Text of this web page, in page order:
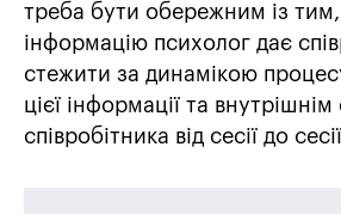
треба бути обережним із
інформацію психолог дає
стежити за динамікою
цієї інформації та
співробітника від сесії до